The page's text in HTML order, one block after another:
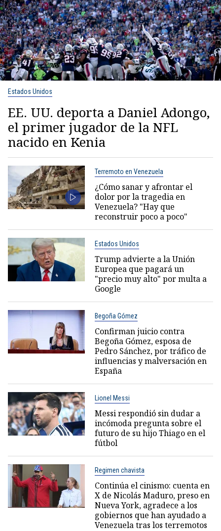
Estados Unidos
EE. UU. deporta a Daniel Adongo,
el primer jugador de la NFL
nacido en Kenia
Terremoto en Venezuela
¿Cómo sanar y afrontar el
dolor por la tragedia en
Venezuela? "Hay que
reconstruir poco a poco"
Estados Unidos
Trump advierte a la Unión
Europea que pagará un
"precio muy alto" por multa a
Google
Begoña Gómez
Confirman juicio contra
Begoña Gómez, esposa de
Pedro Sánchez, por tráfico de
influencias y malversación en
España
Lionel Messi
Messi respondió sin dudar a
incómoda pregunta sobre el
futuro de su hijo Thiago en el
fútbol
Regimen chavista
Continúa el cinismo: cuenta en
X de Nicolás Maduro, preso en
Nueva York, agradece a los
gobiernos que han ayudado a
Venezuela tras los terremotos